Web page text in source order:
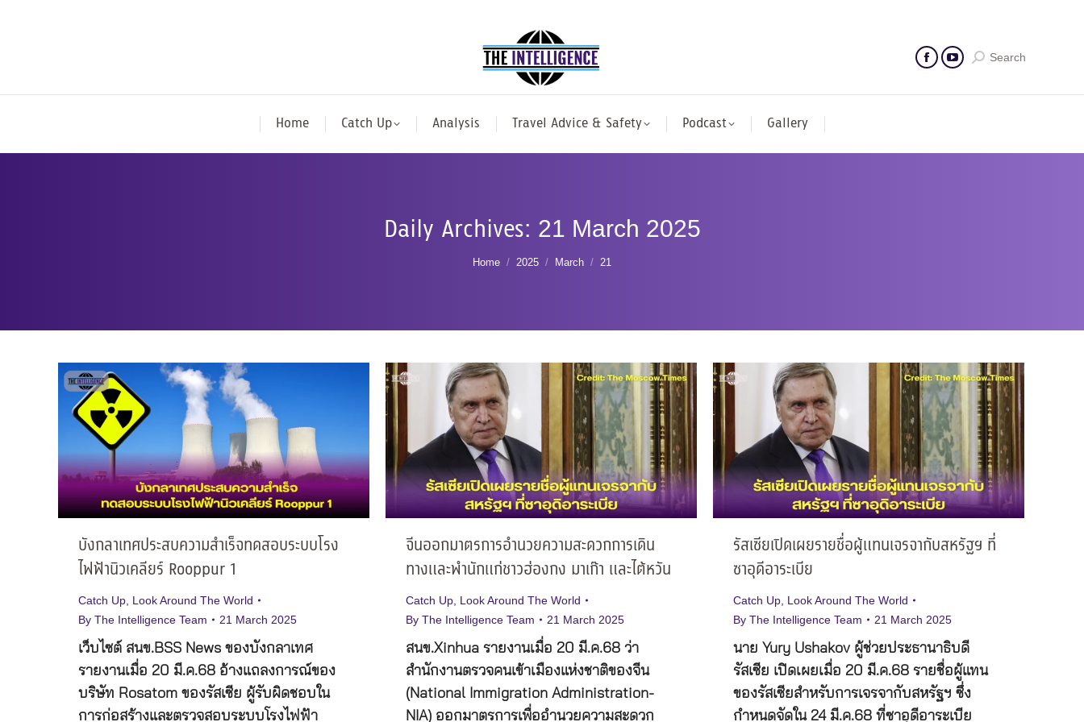
Search
Home Catch Up Analysis Travel Advice & Safety Podcast Gallery
Daily Archives: 21 March 2025
You are here:
Home 2025 March 21
บังกลาเทศประสบความสำเร็จทดสอบระบบโรง
ไฟฟ้านิวเคลียร์ Rooppur 1
Catch Up Look Around The World
By The Intelligence Team 21 March 2025
เว็บไซต์ สนข.BSS News ของบังกลาเทศ
รายงานเมื่อ 20 มี.ค.68 อ้างแถลงการณ์ของ
บริษัท Rosatom ของรัสเซีย ผู้รับผิดชอบใน
การก่อสร้างและตรวจสอบระบบโรงไฟฟ้า
จีนออกมาตรการอำนวยความสะดวกการเดิน
ทางและพำนักแก่ชาวฮ่องกง มาเก๊า และไต้หวัน
Catch Up Look Around The World
By The Intelligence Team 21 March 2025
สนข.Xinhua รายงานเมื่อ 20 มี.ค.68 ว่า
สำนักงานตรวจคนเข้าเมืองแห่งชาติของจีน
(National Immigration Administration-
NIA) ออกมาตรการเพื่ออำนวยความสะดวก
รัสเซียเปิดเผยรายชื่อผู้แทนเจรจากับสหรัฐฯ ที่
ซาอุดีอาระเบีย
Catch Up Look Around The World
By The Intelligence Team 21 March 2025
นาย Yury Ushakov ผู้ช่วยประธานาธิบดี
รัสเซีย เปิดเผยเมื่อ 20 มี.ค.68 รายชื่อผู้แทน
ของรัสเซียสำหรับการเจรจากับสหรัฐฯ ซึ่ง
กำหนดจัดใน 24 มี.ค.68 ที่ซาอุดีอาระเบีย